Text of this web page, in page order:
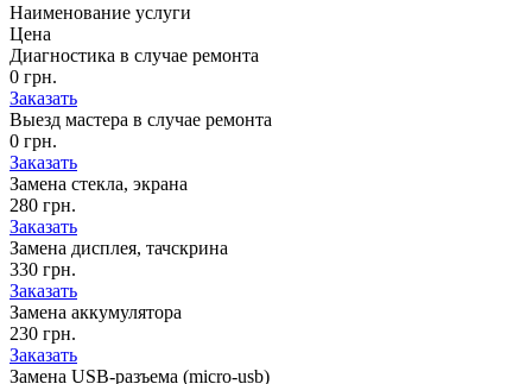
Наименование услуги
Цена
Диагностика в случае ремонта
0 грн.
Заказать
Выезд мастера в случае ремонта
0 грн.
Заказать
Замена стекла, экрана
280 грн.
Заказать
Замена дисплея, тачскрина
330 грн.
Заказать
Замена аккумулятора
230 грн.
Заказать
Замена USB-разъема (micro-usb)